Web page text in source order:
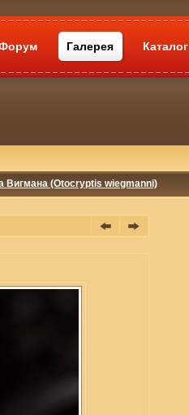
Галерея Каталог
Вигмана (Otocryptis wiegmanni)